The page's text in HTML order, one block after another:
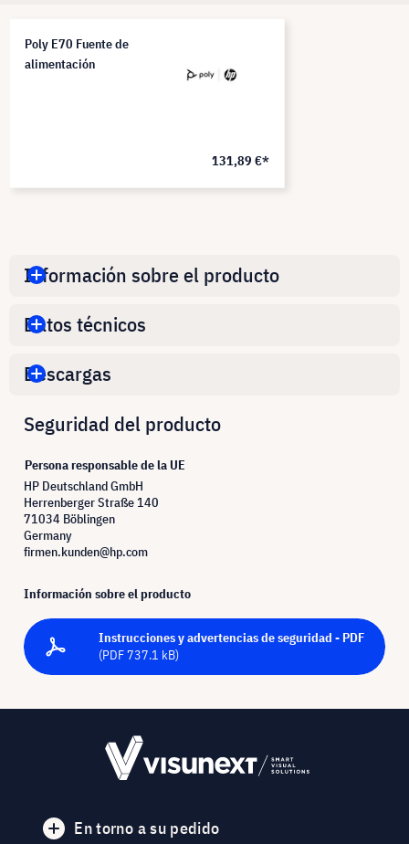
Poly E70 Fuente de
alimentación
131,89 €*
Información sobre el producto
Datos técnicos
Descargas
Seguridad del producto
Persona responsable de la UE
HP Deutschland GmbH
Herrenberger Straße 140
71034 Böblingen
Germany
firmen.kunden@hp.com
Información sobre el producto
Instrucciones y advertencias de seguridad - PDF
(PDF 737.1 kB)
En torno a su pedido